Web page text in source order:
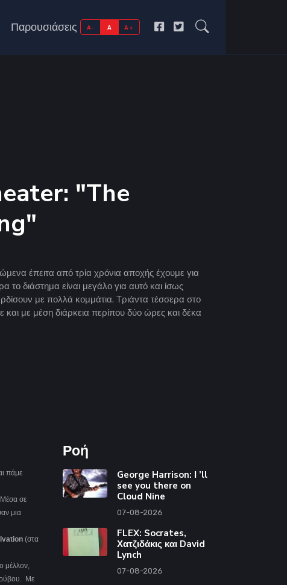
Παρουσιάσεις A- A A+
"The
έπειτα από τρία χρόνια αποχής έχουμε για
το διάστημα είναι μεγάλο για αυτό και ίσως
με πολλά κομμάτια. Τριάντα τέσσερα στο
και με μέση διάρκεια περίπου δύο ώρες και δέκα
πάμε
Μέσα σε
μια
(στα
μέλλον,
Με
Ροή
George Harrison: Ι ’ll
see you there on
Cloud Nine
07-08-2026
FLEX: Socrates,
Χατζιδάκις και David
Lynch
07-08-2026